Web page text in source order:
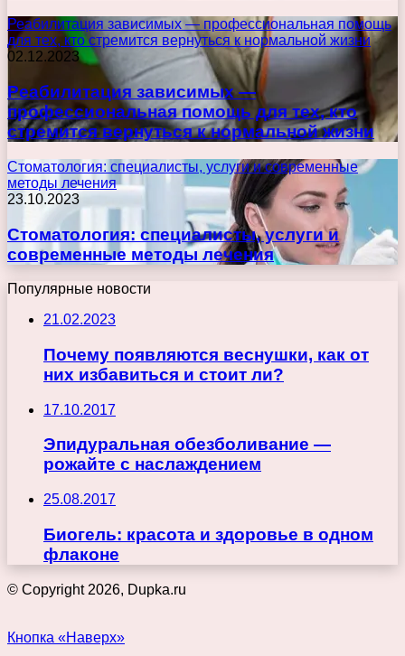
Реабилитация зависимых — профессиональная помощь
для тех, кто стремится вернуться к нормальной жизни
02.12.2023
Реабилитация зависимых —
профессиональная помощь для тех, кто
стремится вернуться к нормальной жизни
Стоматология: специалисты, услуги и современные
методы лечения
23.10.2023
Стоматология: специалисты, услуги и
современные методы лечения
Популярные новости
21.02.2023
Почему появляются веснушки, как от
них избавиться и стоит ли?
17.10.2017
Эпидуральная обезболивание —
рожайте с наслаждением
25.08.2017
Биогель: красота и здоровье в одном
флаконе
© Copyright 2026, Dupka.ru
Кнопка «Наверх»